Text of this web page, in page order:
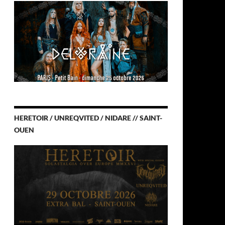
HERETOIR / UNREQVITED / NIDARE // SAINT-
OUEN